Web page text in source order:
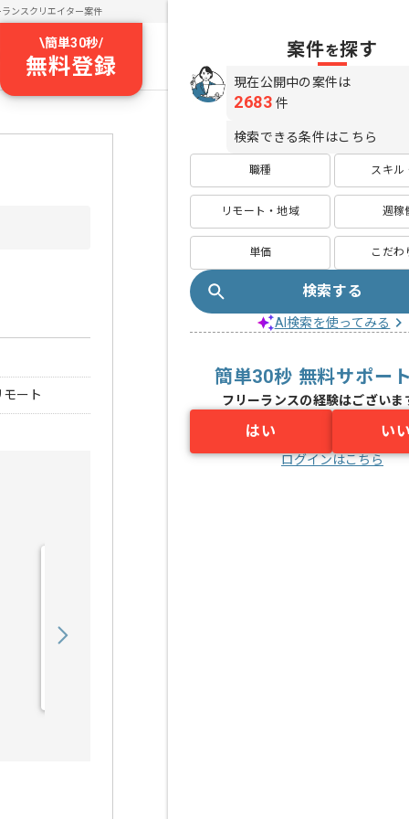
ランスクリエイター案件
\簡単30秒/
無料登録
ート
案件を探す
現在公開中の案件は
2683 件
検索できる条件はこちら
職種 スキル
リモート・地域 週稼
単価 こだわ
検索する
AI検索を使ってみる
簡単30秒 無料サポー
フリーランスの経験はございま
はい い
ログインはこちら